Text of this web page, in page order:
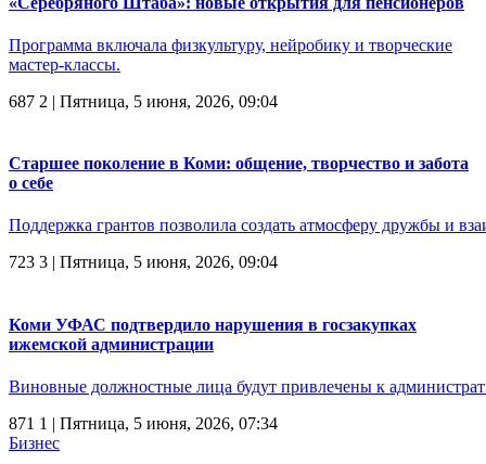
Программа включала физкультуру, нейробику и творческие
мастер-классы.
687 2 | Пятница, 5 июня, 2026, 09:04
Старшее поколение в Коми: общение, творчество и забота
о себе
Поддержка грантов позволила создать атмосферу дружбы и
723 3 | Пятница, 5 июня, 2026, 09:04
Коми УФАС подтвердило нарушения в госзакупках
ижемской администрации
Виновные должностные лица будут привлечены к
871 1 | Пятница, 5 июня, 2026, 07:34
Бизнес